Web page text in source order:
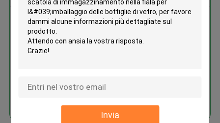
Invia
La fiala muoventesi 10ml
immagazzinamento nella fiala